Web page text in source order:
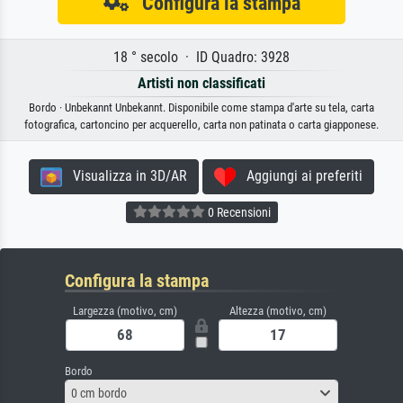
18 ° secolo · ID Quadro: 3928
Artisti non classificati
Bordo · Unbekannt Unbekannt. Disponibile come stampa d'arte su tela, carta
fotografica, cartoncino per acquerello, carta non patinata o carta giapponese.
Visualizza in 3D/AR Aggiungi ai preferiti
0 Recensioni
Configura la stampa
Largezza (motivo, cm) Altezza (motivo, cm)
Bordo
0 cm bordo